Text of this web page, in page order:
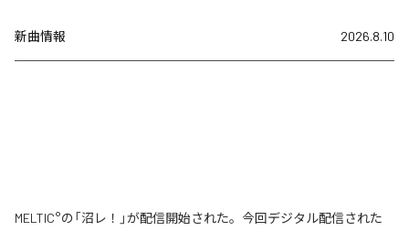
新曲情報 2026.8.10
MELTIC°の「沼レ！」が配信開始された。今回デジタル配信された